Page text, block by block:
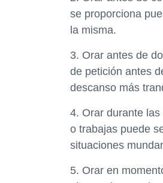
se proporciona
la misma.
3. Orar antes de
de petición antes
descanso más
4. Orar durante
o trabajas puede
situaciones
5. Orar en